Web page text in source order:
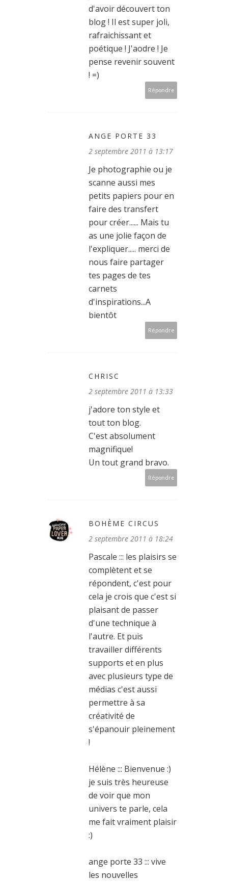
d'avoir découvert ton
blog ! Il est super joli,
rafraichissant et
poétique ! J'aodre ! Je
pense revenir souvent
! =)
Répondre
ANGE PORTE 33
2 septembre 2011 à 13:17
Je photographie ou je
scanne aussi mes
petits papiers pour en
faire des transfert
pour créer...... Mais tu
as une jolie façon de
l'expliquer..... merci de
nous faire partager
tes pages de tes
carnets
d'inspirations...A
bientôt
Répondre
CHRISC
2 septembre 2011 à 13:33
j'adore ton style et
tout ton blog.
C'est absolument
magnifique!
Un tout grand bravo.
Répondre
BOHÈME CIRCUS
2 septembre 2011 à 18:24
Pascale ::: les plaisirs se
complètent et se
répondent, c'est pour
cela je crois que c'est si
plaisant de passer
d'une technique à
l'autre. Et puis
travailler différents
supports et en plus
avec plusieurs type de
médias c'est aussi
permettre à sa
créativité de
s'épanouir pleinement
!
Hélène ::: Bienvenue :)
je suis très heureuse
de voir que mon
univers te parle, cela
me fait vraiment plaisir
:)
ange porte 33 ::: vive
les nouvelles